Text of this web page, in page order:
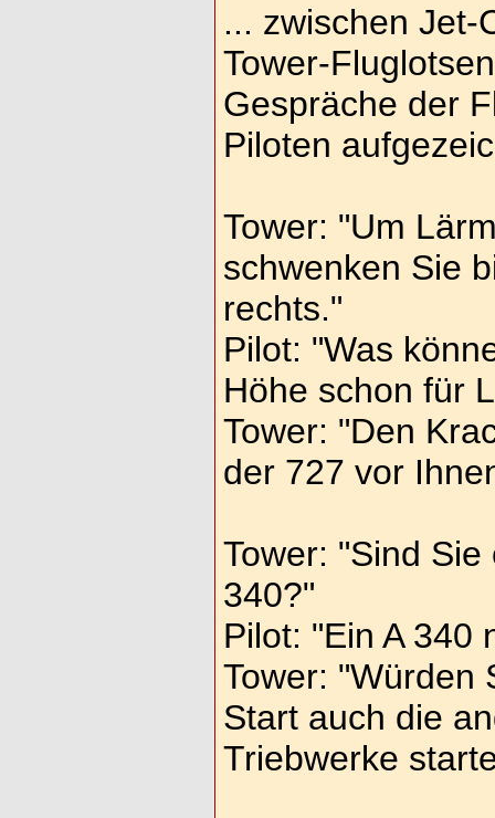
... zwischen Jet-
Tower-
Gespräche der
Piloten
Tower: "Um
schwenken Sie
rechts."
Pilot: "Was
Höhe schon für
Tower: "Den
der 727 vor
Tower: "Sind
340?"
Pilot: "Ein A 340
Tower: "Würden
Start auch die
Triebwerke